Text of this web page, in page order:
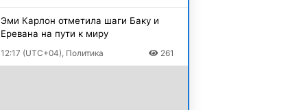
Эми Карлон отметила шаги Баку и
Еревана на пути к миру
12:17 (UTC+04), Политика 261